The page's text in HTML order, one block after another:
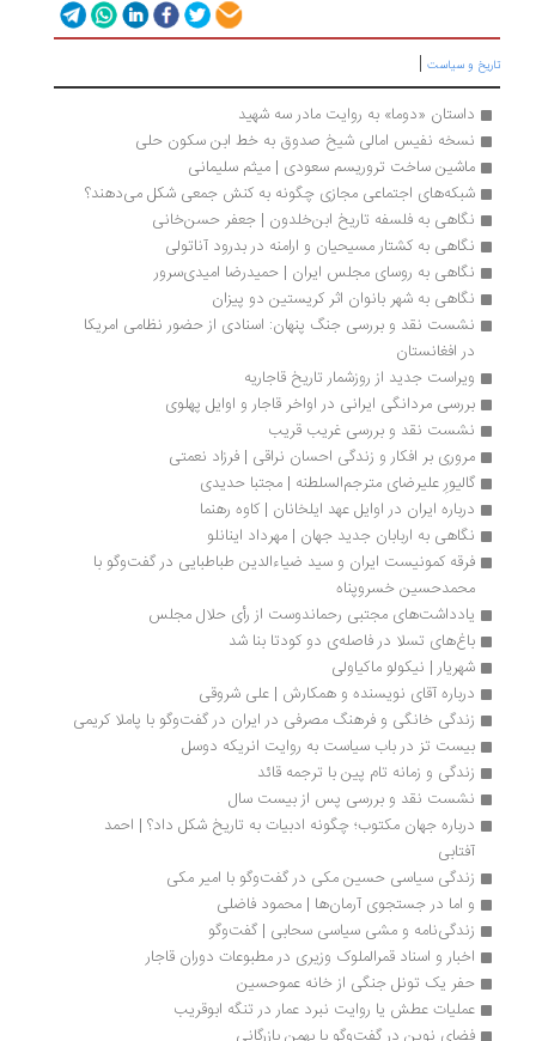
و سیاست |
داستان «دوما» به روایت مادر سه شهید
نسخه نفیس امالی شیخ صدوق به خط ابن سکون حلی
ماشین ساخت تروریسم سعودی | میثم سلیمانی
شبکه‌های اجتماعی مجازی چگونه به کنش جمعی شکل می‌دهند؟
نگاهی به فلسفه تاریخ ابن‌خلدون | جعفر حسن‌خانی
نگاهی به کشتار مسیحیان و ارامنه در بدرود آناتولی
نگاهی به روسای مجلس ایران | حمیدرضا امیدی‌سرور
نگاهی به شهر بانوان اثر كریستین دو پیزان
نشست نقد و بررسی جنگ پنهان: اسنادی از حضور نظامی امریکا
در افغانستان
ویراست جدید از روزشمار تاریخ قاجاریه
بررسی مردانگی ایرانی در اواخر قاجار و اوایل پهلوی
نشست نقد و بررسی غریب قریب
مروری بر افکار و زندگی احسان نراقی | فرزاد نعمتی
گالیورِ علیرضای مترجم‌السلطنه | مجتبا حدیدی
درباره ایران در اوایل عهد ایلخانان | کاوه رهنما
نگاهی به اربابان جدید جهان | مهرداد اینانلو
فرقه کمونیست ایران و سید ضیاءالدین طباطبایی در گفت‌وگو با
محمدحسین خسروپناه
یادداشت‌های مجتبی رحماندوست از رأی حلال مجلس
باغ‌های تسلا در فاصله‌ی دو کودتا بنا شد
شهریار | نیکولو ماکیاولی
درباره آقای نویسنده و همکارش | علی شروقی
زندگی خانگی و فرهنگ مصرفی در ایران در گفت‌وگو با پاملا کریمی
بیست تز در باب سیاست به روایت انریکه دوسل
زندگی و زمانه تام پین با ترجمه قائد
نشست نقد و بررسی پس از بیست سال
درباره جهان مکتوب؛ چگونه ادبیات به تاریخ شکل داد؟ | احمد
زندگی سیاسی حسین مکی در گفت‌وگو با امیر مکی
و اما در جستجوی آرمان‌ها | محمود فاضلی
زندگی‌نامه و مشی سیاسی سحابی | گفت‌وگو
اخبار و اسناد قمرالملوک وزیری در مطبوعات دوران قاجار
حفر یک تونل جنگی از خانه عموحسین
عملیات عطش یا روایت نبرد عمار در تنگه ابوقریب